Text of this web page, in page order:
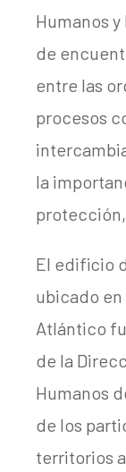
Humanos
de
entre las
procesos
la
El edificio
ubicado
Atlántico
de la
Humanos
de los
territorios